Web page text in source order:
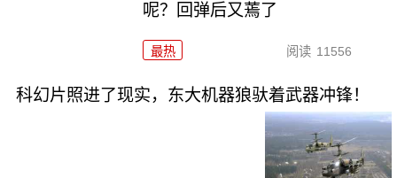
呢？回弹后又蔫了
最热 阅读 11556
科幻片照进了现实，东大机器狼驮着武器冲锋！